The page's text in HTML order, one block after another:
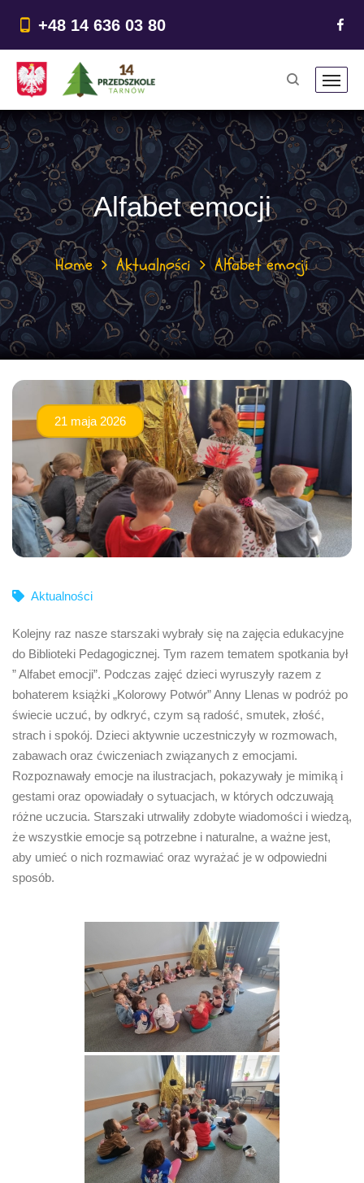
treści
+48 14 636 03 80
Alfabet emocji
Home Aktualności Alfabet emocji
21 maja 2026
Aktualności
Kolejny raz nasze starszaki wybrały się na zajęcia edukacyjne
do Biblioteki Pedagogicznej. Tym razem tematem spotkania był
” Alfabet emocji”. Podczas zajęć dzieci wyruszyły razem z
bohaterem książki „Kolorowy Potwór” Anny Llenas w podróż po
świecie uczuć, by odkryć, czym są radość, smutek, złość,
strach i spokój. Dzieci aktywnie uczestniczyły w rozmowach,
zabawach oraz ćwiczeniach związanych z emocjami.
Rozpoznawały emocje na ilustracjach, pokazywały je mimiką i
gestami oraz opowiadały o sytuacjach, w których odczuwają
różne uczucia. Starszaki utrwaliły zdobyte wiadomości i wiedzą,
że wszystkie emocje są potrzebne i naturalne, a ważne jest,
aby umieć o nich rozmawiać oraz wyrażać je w odpowiedni
sposób.